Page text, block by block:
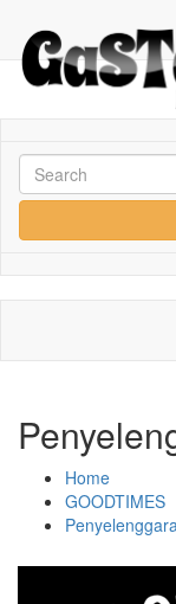
Home
GOODTIMES